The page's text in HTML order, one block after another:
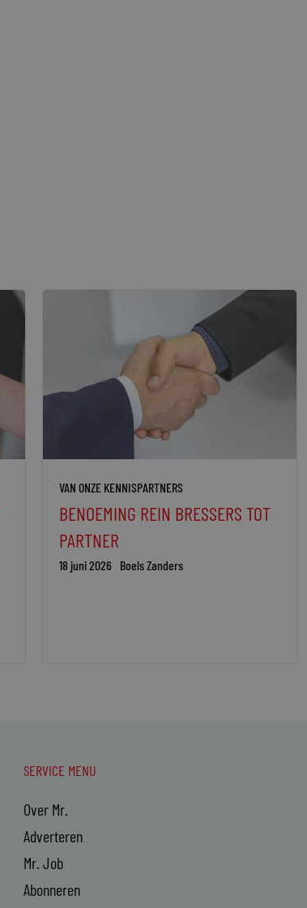
VAN ONZE KENNISPARTNERS
BENOEMING REIN BRESSERS TOT
PARTNER
18 juni 2026 Boels Zanders
SERVICE MENU
Over Mr.
Adverteren
Mr. Job
Abonneren